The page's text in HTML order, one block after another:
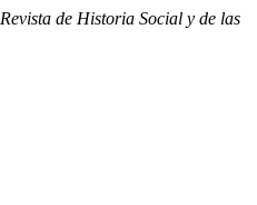
Revista de Historia Social y de las